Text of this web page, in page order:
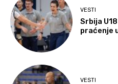
VESTI
Srbija
praćenje
VESTI